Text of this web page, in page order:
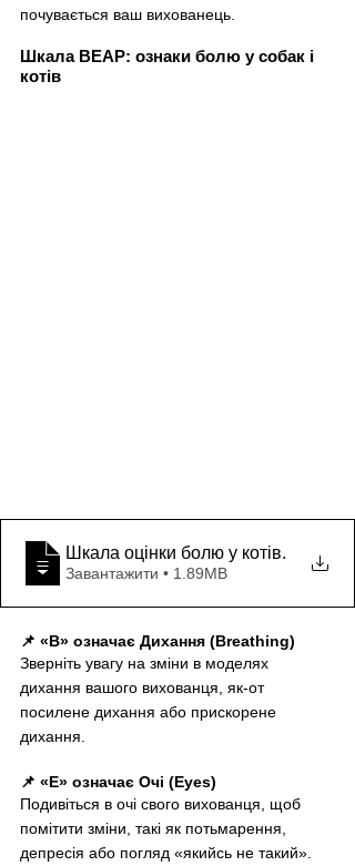
почувається ваш вихованець.
Шкала BEAP: ознаки болю у собак і
котів
Шкала оцінки болю у котів.
Завантажити • 1.89MB
📌 «B» означає Дихання (Breathing)
Зверніть увагу на зміни в моделях
дихання вашого вихованця, як-от
посилене дихання або прискорене
дихання.
📌 «Е» означає Очі (Eyes)
Подивіться в очі свого вихованця, щоб
помітити зміни, такі як потьмарення,
депресія або погляд «якийсь не такий».